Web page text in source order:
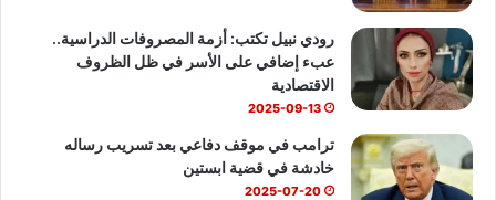
e
رودي نبيل تكتب: أزمة المصروفات الدراسية..
عبء إضافي على الأسر في ظل الظروف
الاقتصادية
2025-09-13
ترامب في موقف دفاعي بعد تسريب رساله
خادشة في قضية ابستين
2025-07-20